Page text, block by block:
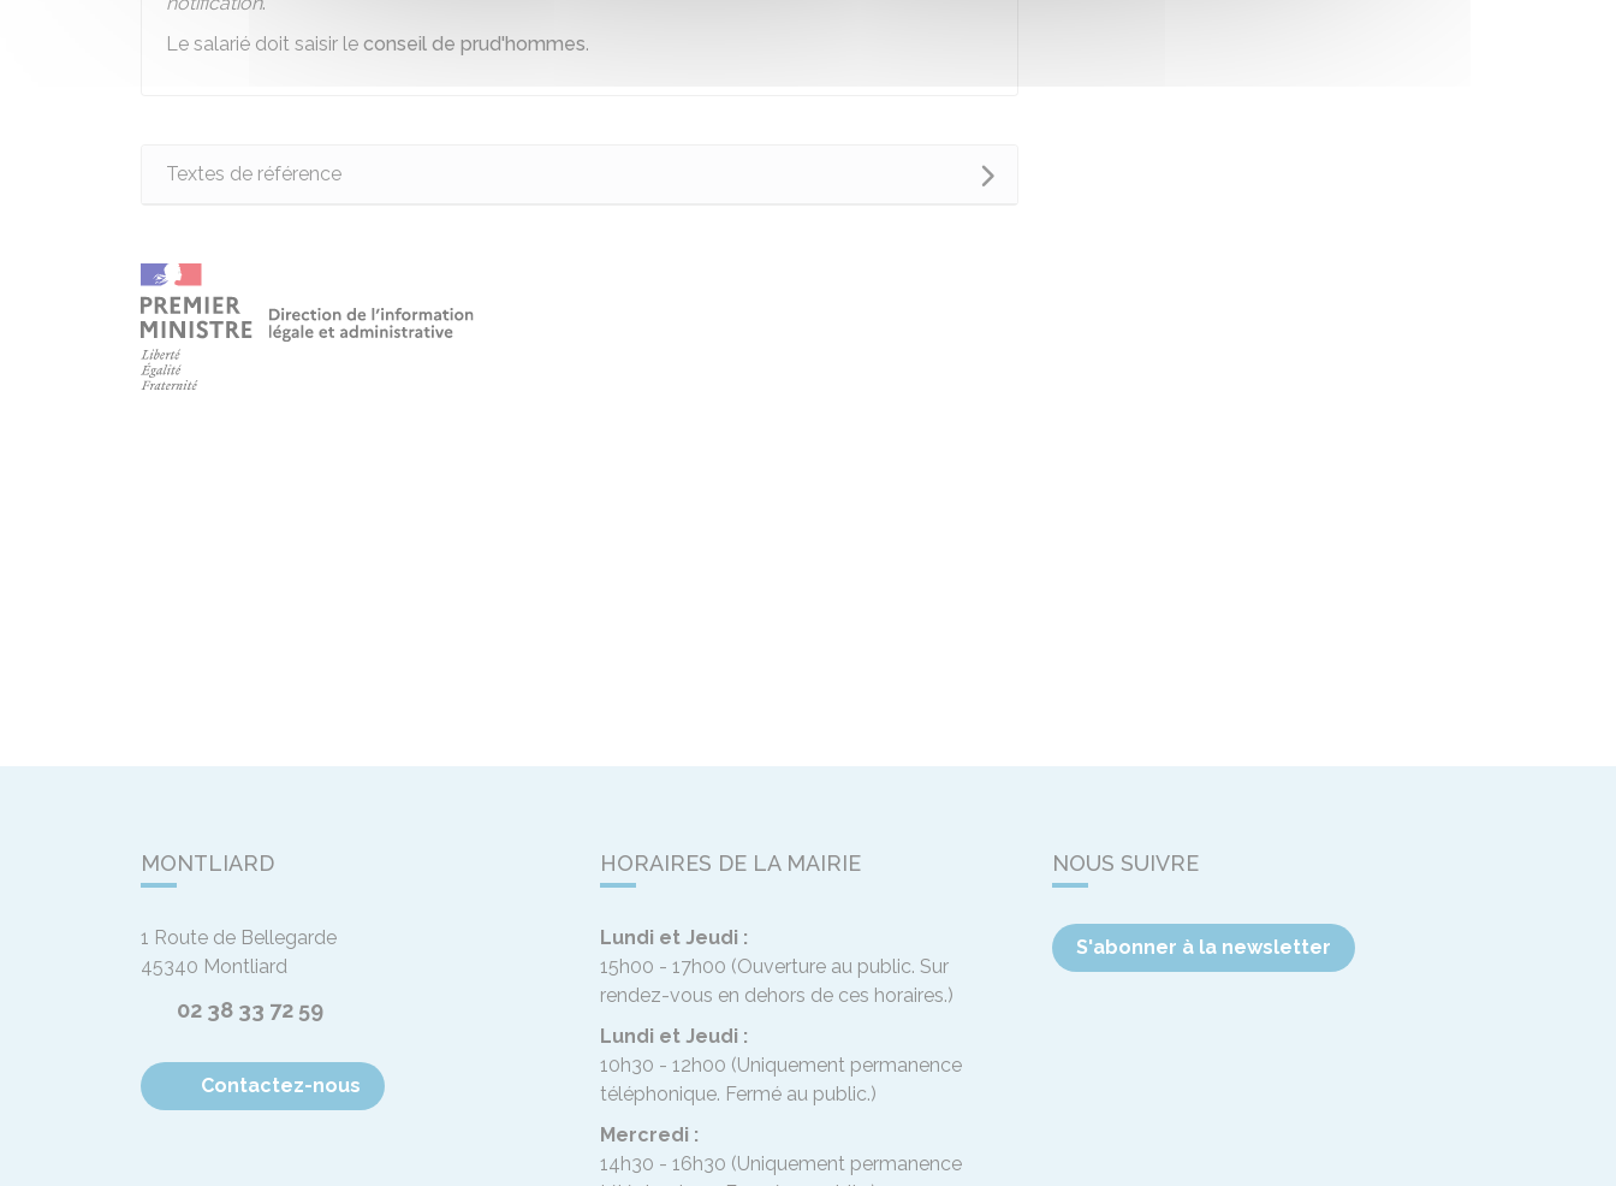
Le salarié doit saisir le conseil de prud'hommes.
Textes de référence
MONTLIARD
1 Route de Bellegarde
45340 Montliard
02 38 33 72 59
Contactez-nous
HORAIRES DE LA MAIRIE
Lundi et Jeudi :
15h00 - 17h00 (Ouverture au public. Sur
rendez-vous en dehors de ces horaires.)
Lundi et Jeudi :
10h30 - 12h00 (Uniquement permanence
téléphonique. Fermé au public.)
Mercredi :
14h30 - 16h30 (Uniquement permanence
NOUS SUIVRE
S'abonner à la newsletter